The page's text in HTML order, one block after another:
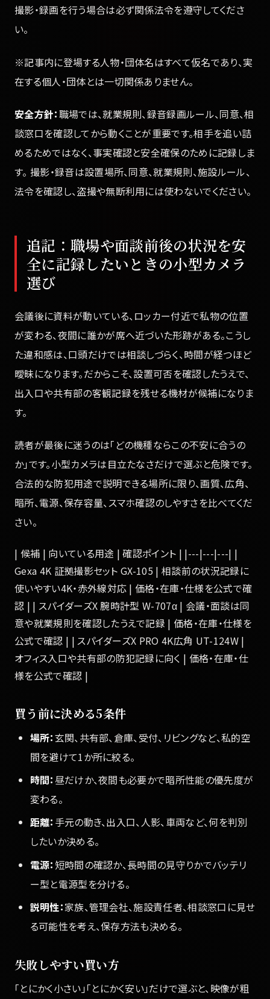
撮影・録画を行う場合は必ず関係法令を遵守してくださ
い。
※記事内に登場する人物・団体名はすべて仮名であり、実
在する個人・団体とは一切関係ありません。
安全方針：職場では、就業規則、録音録画ルール、同意、相
談窓口を確認してから動くことが重要です。相手を追い詰
めるためではなく、事実確認と安全確保のために記録しま
す。 撮影・録音は設置場所、同意、就業規則、施設ルール、
法令を確認し、盗撮や無断利用には使わないでください。
追記：職場や面談前後の状況を安
全に記録したいときの小型カメラ
選び
会議後に資料が動いている、ロッカー付近で私物の位置
が変わる、夜間に誰かが席へ近づいた形跡がある。こうし
た違和感は、口頭だけでは相談しづらく、時間が経つほど
曖昧になります。だからこそ、設置可否を確認したうえで、
出入口や共有部の客観記録を残せる機材が候補になりま
す。
読者が最後に迷うのは「どの機種ならこの不安に合うの
か」です。小型カメラは目立たなさだけで選ぶと危険です。
合法的な防犯用途で説明できる場所に限り、画質、広角、
暗所、電源、保存容量、スマホ確認のしやすさを比べてくだ
さい。
| 候補 | 向いている用途 | 確認ポイント | |---|---|---| |
Gexa 4K 証拠撮影セット GX-105 | 相談前の状況記録に
使いやすい4K・赤外線対応 | 価格・在庫・仕様を公式で確
認 | | スパイダーズX 腕時計型 W-707α | 会議・面談は同
意や就業規則を確認したうえで記録 | 価格・在庫・仕様を
公式で確認 | | スパイダーズX PRO 4K広角 UT-124W |
オフィス入口や共有部の防犯記録に向く | 価格・在庫・仕
様を公式で確認 |
買う前に決める5条件
場所：玄関、共有部、倉庫、受付、リビングなど、私的空
間を避けて1か所に絞る。
時間： 昼だけか、夜間も必要かで暗所性能の優先度が
変わる。
距離： 手元の動き、出入口、人影、車両など、何を判別
したいか決める。
電源： 短時間の確認か、長時間の見守りかでバッテリ
ー型と電源型を分ける。
説明性：家族、管理会社、施設責任者、相談窓口に見せ
る可能性を考え、保存方法も決める。
失敗しやすい買い方
「とにかく小さい」「とにかく安い」だけで選ぶと、映像が粗